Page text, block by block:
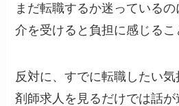
まだ転職するか迷っている
介を受けると負担に感じるこ
反対に、すでに転職したい
剤師求人を見るだけでは話が